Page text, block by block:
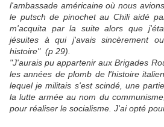
l'ambassade américaine où nous
le putsch de pinochet au Chili aidé
m'acquita par la suite alors que
jésuites à qui j'avais sincèrement
histoire" (p 29).
"J'aurais pu appartenir aux Brigades
les années de plomb de l'histoire
lequel je militais s'est scindé, une
la lutte armée au nom du
pour réaliser le socialisme. J'ai opté